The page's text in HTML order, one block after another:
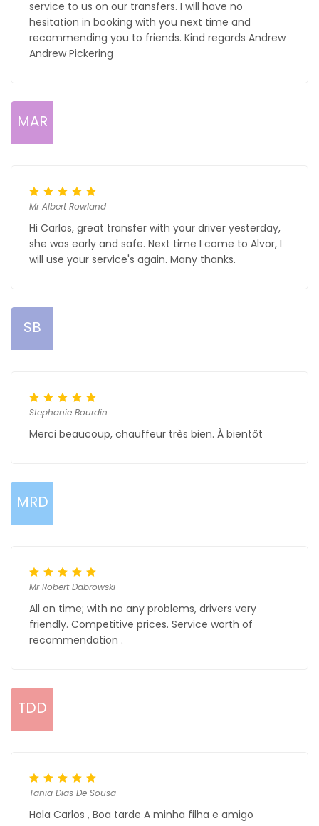
service to us on our transfers. I will have no
hesitation in booking with you next time and
recommending you to friends. Kind regards Andrew
Andrew Pickering
MAR
Mr Albert Rowland
Hi Carlos, great transfer with your driver yesterday,
she was early and safe. Next time I come to Alvor, I
will use your service's again. Many thanks.
SB
Stephanie Bourdin
Merci beaucoup, chauffeur très bien. À bientôt
MRD
Mr Robert Dabrowski
All on time; with no any problems, drivers very
friendly. Competitive prices. Service worth of
recommendation .
TDD
Tania Dias De Sousa
Hola Carlos , Boa tarde A minha filha e amigo